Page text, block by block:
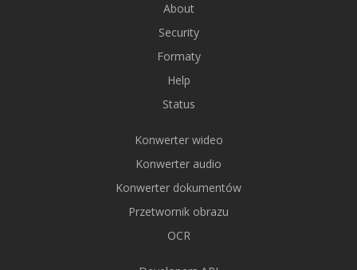
About
Security
Formaty
Help
Status
Konwerter wideo
Konwerter audio
Konwerter dokumentów
Przetwornik obrazu
OCR